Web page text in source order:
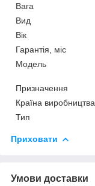
Вага
Вид
Вік
Гарантія, міс
Мoдель
Призначення
Країна виробництва
Тип
Приховати
Умови доставки